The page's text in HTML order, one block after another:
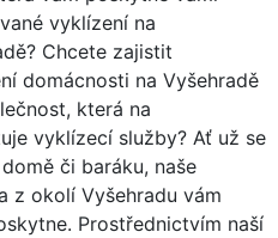
vyklízení na
Chcete zajistit
domácnosti na Vyšehradě
která na
vyklízecí služby? Ať už se
či baráku, naše
z okolí Vyšehradu vám
Prostřednictvím naší